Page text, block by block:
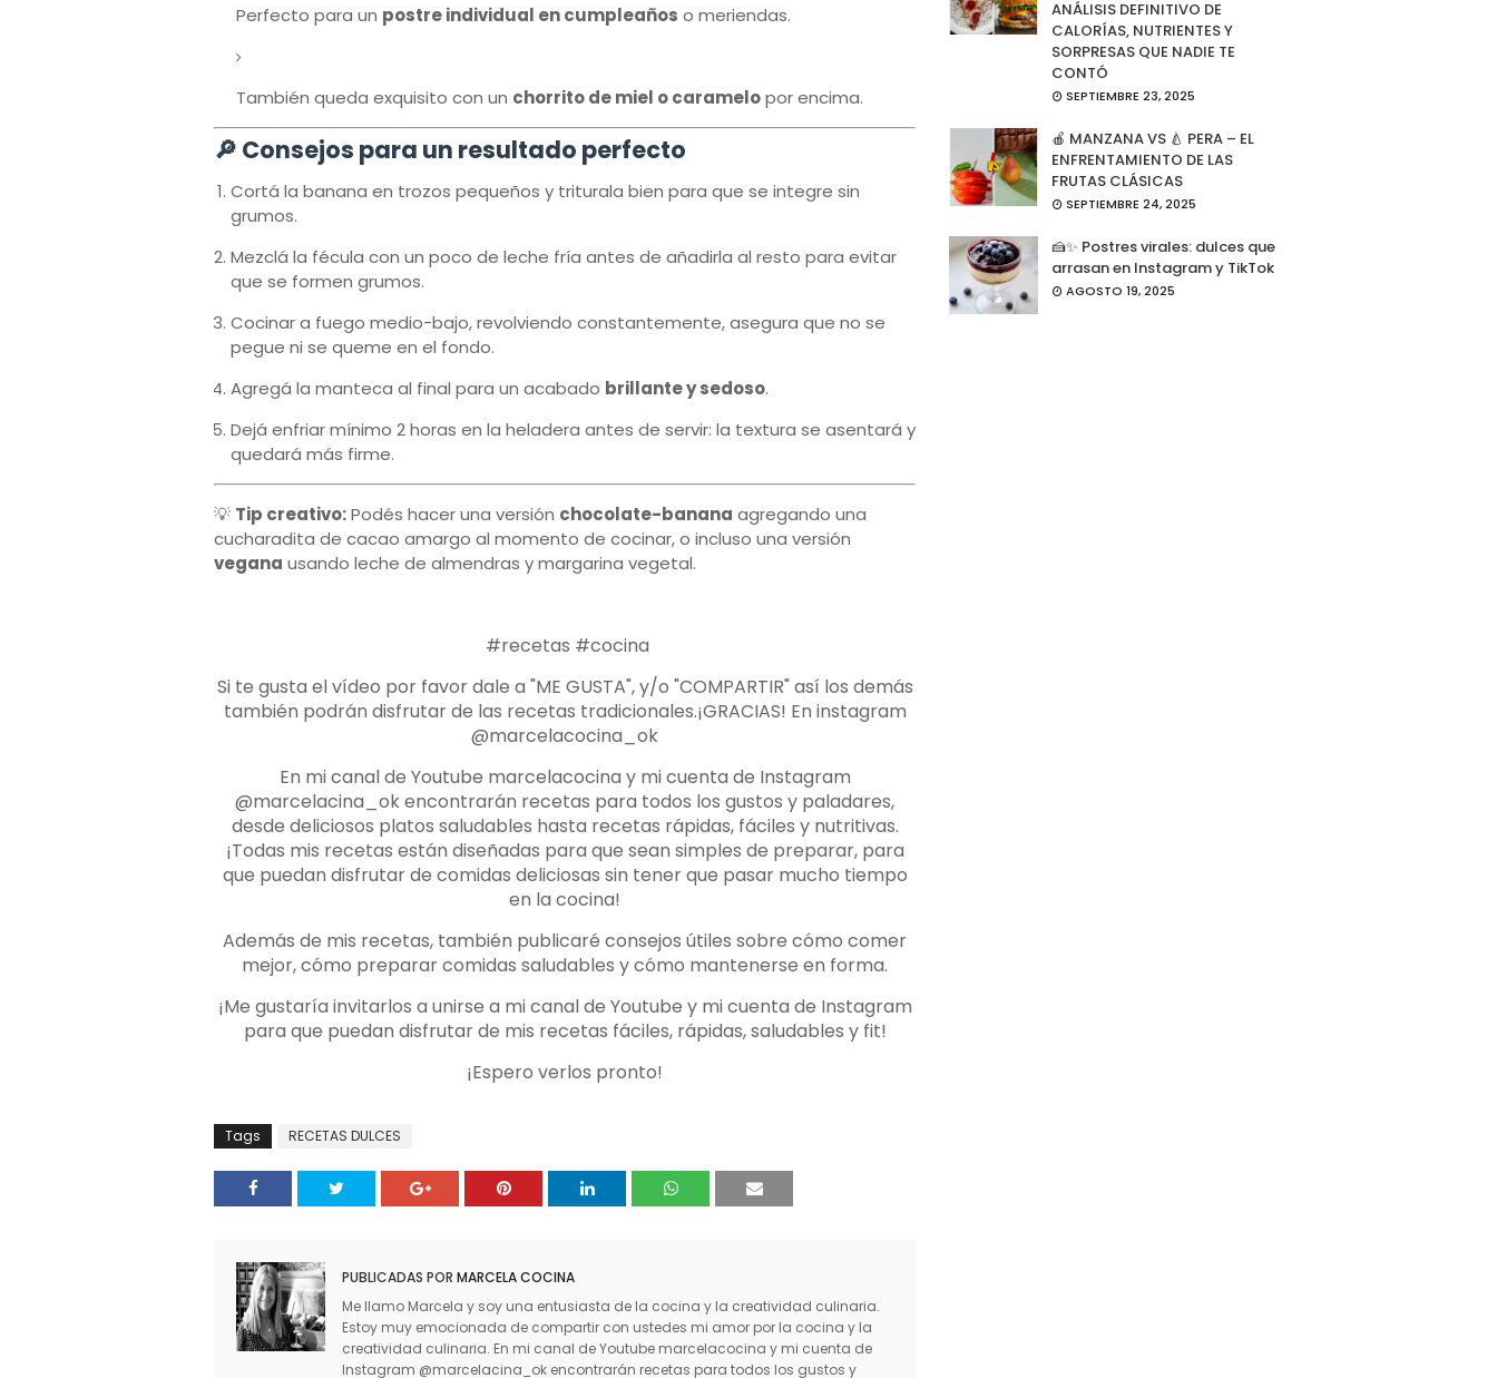
Perfecto para un postre individual en cumpleaños o meriendas.
También queda exquisito con un chorrito de miel o caramelopor encima.
🔎 Consejos para un resultado perfecto
Cortá la banana en trozos pequeños y triturala bien para que se integre sin
grumos.
Mezclá la fécula con un poco de leche fría antes de añadirla al resto para evitar
que se formen grumos.
Cocinar a fuego medio-bajo, revolviendo constantemente, asegura que no se
pegue ni se queme en el fondo.
Agregá la manteca al final para un acabado brillante y sedoso.
Dejá enfriar mínimo 2 horas en la heladera antes de servir: la textura se asentará y
quedará más firme.
💡 Tip creativo:Podés hacer una versión chocolate-banana agregando una
cucharadita de cacao amargo al momento de cocinar, o incluso una versión
vegana usando leche de almendras y margarina vegetal.
#recetas #cocina
Si te gusta el vídeo por favor dale a "ME GUSTA", y/o "COMPARTIR" así los demás
también podrán disfrutar de las recetas tradicionales.¡GRACIAS! En instagram
@marcelacocina_ok
En mi canal de Youtube marcelacocina y mi cuenta de Instagram
@marcelacina_ok encontrarán recetas para todos los gustos y paladares,
desde deliciosos platos saludables hasta recetas rápidas, fáciles y nutritivas.
¡Todas mis recetas están diseñadas para que sean simples de preparar, para
que puedan disfrutar de comidas deliciosas sin tener que pasar mucho tiempo
en la cocina!
Además de mis recetas, también publicaré consejos útiles sobre cómo comer
mejor, cómo preparar comidas saludables y cómo mantenerse en forma.
¡Me gustaría invitarlos a unirse a mi canal de Youtube y mi cuenta de Instagram
para que puedan disfrutar de mis recetas fáciles, rápidas, saludables y fit!
¡Espero verlos pronto!
Tags RECETAS DULCES
PUBLICADAS POR MARCELA COCINA
Me llamo Marcela y soy una entusiasta de la cocina y la creatividad culinaria.
Estoy muy emocionada de compartir con ustedes mi amor por la cocina y la
creatividad culinaria. En mi canal de Youtube marcelacocina y mi cuenta de
Instagram @marcelacina_ok encontrarán recetas para todos los gustos y
ANÁLISIS DEFINITIVO DE
CALORÍAS, NUTRIENTES Y
SORPRESAS QUE NADIE TE
CONTÓ
SEPTIEMBRE 23, 2025
🍎 MANZANA VS 🍐 PERA – EL
ENFRENTAMIENTO DE LAS
FRUTAS CLÁSICAS
SEPTIEMBRE 24, 2025
🍰✨ Postres virales: dulces que
arrasan en Instagram y TikTok
AGOSTO 19, 2025